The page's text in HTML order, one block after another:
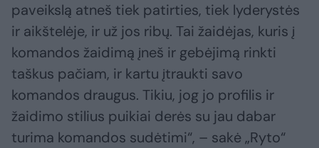
paveikslą atneš tiek patirties, tiek lyderystės
ir aikštelėje, ir už jos ribų. Tai žaidėjas, kuris į
komandos žaidimą įneš ir gebėjimą rinkti
taškus pačiam, ir kartu įtraukti savo
komandos draugus. Tikiu, jog jo profilis ir
žaidimo stilius puikiai derės su jau dabar
turima komandos sudėtimi“, – sakė „Ryto“